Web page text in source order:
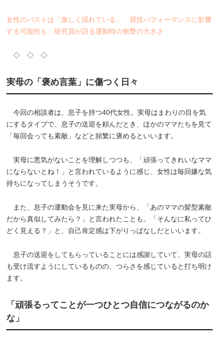
女性のバストは「激しく揺れている」 競技パフォーマンスに影響
する可能性も…研究員が語る運動時の衝撃の大きさ
◇ ◇ ◇
実母の「褒め言葉」に傷つく日々
今回の相談者は、息子を持つ40代女性。実母はまわりの目を気
にするタイプで、息子の送迎を頼んだとき、ほかのママたちを見て
「毎回会っても素敵」などと頻繁に褒めるといいます。
実母に悪気がないことを理解しつつも、「頑張ってきれいなママ
にならないとね！」と言われているように感じ、女性は毎回嫌な気
持ちになってしまうそうです。
また、息子の運動会を見に来た実母から、「あのママの髪型素敵
だから真似してみたら？」と言われたことも。「そんなに私ってひ
どく見える？」と、自己肯定感は下がりっぱなしだといいます。
息子の送迎をしてもらっていることには感謝していて、実母の話
も受け流すようにしているものの、つらさを感じていると打ち明け
ます。
「頑張るってことが一つひとつ自信につながるのか
な」